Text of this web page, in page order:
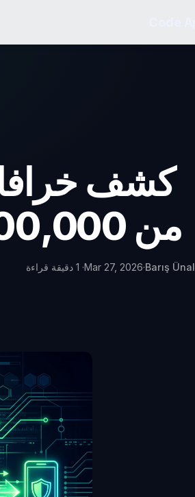
كشف
من 100,000 طلب تحقق حول الأرقام الثانية؟
Barış Ünal
·
Mar 27, 2026· 1 دقيقة قراءة